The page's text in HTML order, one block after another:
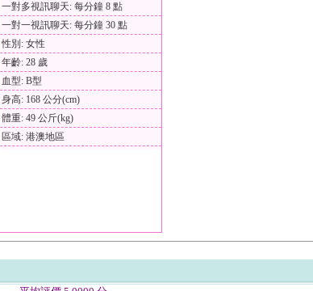
一對多視訊聊天: 每分鐘 8 點
一對一視訊聊天: 每分鐘 30 點
性別: 女性
年齡: 28 歲
血型: B型
身高: 168 公分(cm)
體重: 49 公斤(kg)
區域: 港澳地區